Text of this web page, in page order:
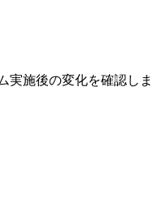
実施後の変化を確認しま